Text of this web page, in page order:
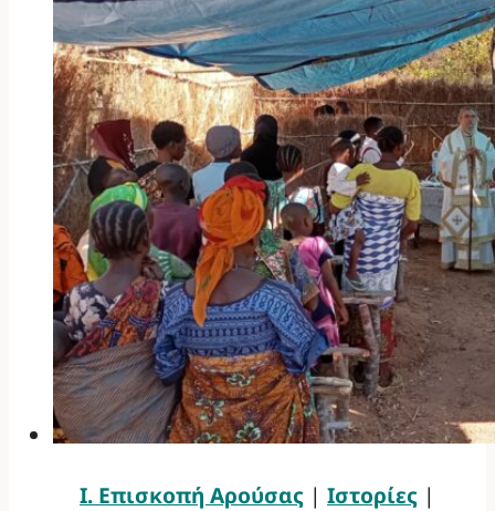
Ι. Επισκοπή Αρούσας | Ιστορίες |